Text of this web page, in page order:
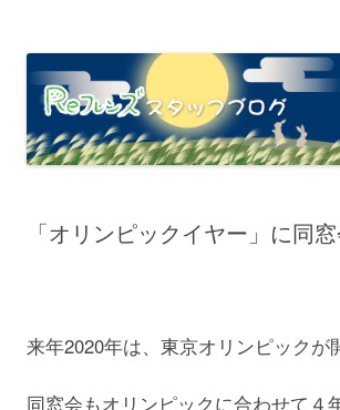
「オリンピックイヤー」に同
来年2020年は、東京オリンピックが
同窓会もオリンピックに合わせて４